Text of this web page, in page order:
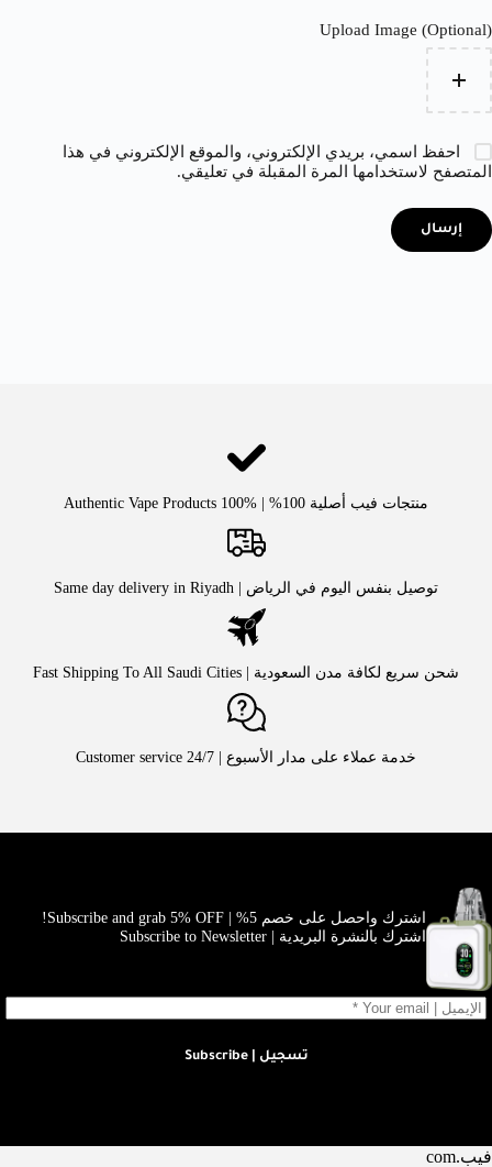
Upload Image (Optional)
احفظ اسمي، بريدي الإلكتروني، والموقع الإلكتروني في هذا
المتصفح لاستخدامها المرة المقبلة في تعليقي.
إرسال
منتجات فيب أصلية 100% | Authentic Vape Products 100%
توصيل بنفس اليوم في الرياض | Same day delivery in Riyadh
شحن سريع لكافة مدن السعودية | Fast Shipping To All Saudi Cities
خدمة عملاء على مدار الأسبوع | Customer service 24/7
اشترك واحصل على خصم 5% | Subscribe and grab 5% OFF!
اشترك بالنشرة البريدية | Subscribe to Newsletter
تسجيل | Subscribe
فيب.com